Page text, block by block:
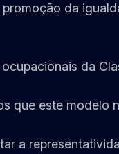
da
da
que este modelo
a